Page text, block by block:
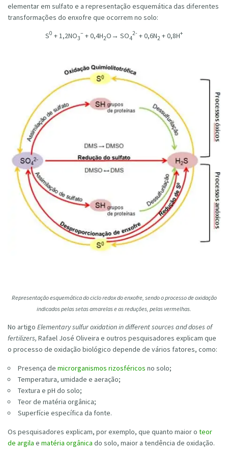
elementar em sulfato e a representação esquemática das diferentes
transformações do enxofre que ocorrem no solo:
S0 + 1,2NO3
– + 0,4H2O→ SO4
2- + 0,6N2 + 0,8H+
Representação esquemática do ciclo redox do enxofre, sendo o processo de oxidação
indicados pelas setas amarelas e as reduções, pelas vermelhas.
No artigo Elementary sulfur oxidation in different sources and doses of
fertilizers, Rafael José Oliveira e outros pesquisadores explicam que
o processo de oxidação biológico depende de vários fatores, como:
Presença de microrganismos rizosféricos no solo;
Temperatura, umidade e aeração;
Textura e pH do solo;
Teor de matéria orgânica;
Superfície específica da fonte.
Os pesquisadores explicam, por exemplo, que quanto maior o teor
de argila e matéria orgânica do solo, maior a tendência de oxidação.